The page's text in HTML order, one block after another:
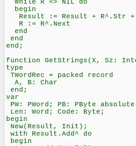
While R <> NIL do
begin
Result := Result + R^.Str +
R := R^.Next
end
end
end;
function GetStrings(X, Sz:
type
TWordRec = packed record
A, B: Char
end;
var
PW: PWord; PB: PByte
Len: Word; Code: Byte;
begin
New(Result, Init);
with Result.Add^ do
begin